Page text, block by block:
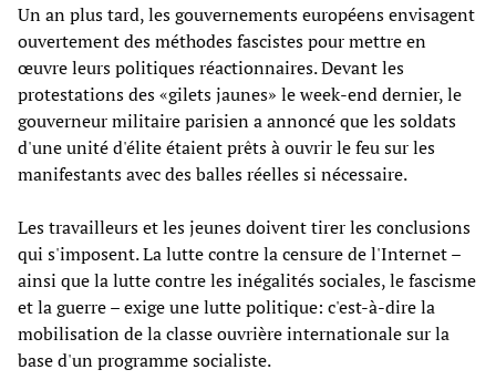
Un an plus tard, les gouvernements européens envisagent
ouvertement des méthodes fascistes pour mettre en
œuvre leurs politiques réactionnaires. Devant les
protestations des «gilets jaunes» le week-end dernier, le
gouverneur militaire parisien a annoncé que les soldats
d'une unité d'élite étaient prêts à ouvrir le feu sur les
manifestants avec des balles réelles si nécessaire.
Les travailleurs et les jeunes doivent tirer les conclusions
qui s'imposent. La lutte contre la censure de l'Internet –
ainsi que la lutte contre les inégalités sociales, le fascisme
et la guerre – exige une lutte politique: c'est-à-dire la
mobilisation de la classe ouvrière internationale sur la
base d'un programme socialiste.